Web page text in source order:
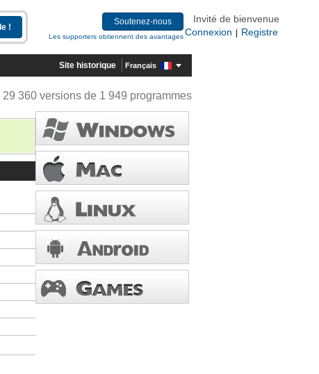
Soutenez-nous
Les supporters obtiennent des avantages
Invité de bienvenue
Connexion
Registre
Site historique Français
29 360 versions de 1 949 programmes